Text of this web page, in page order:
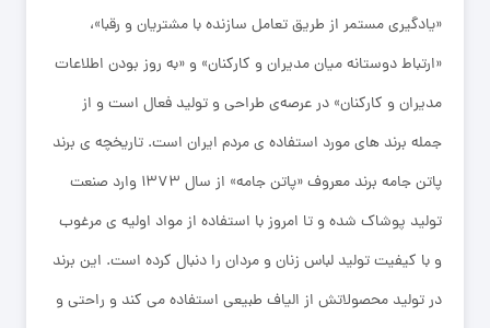
«یادگیری مستمر از طریق تعامل سازنده با مشتریان و رقبا»،
«ارتباط دوستانه میان مدیران و کارکنان» و «به روز بودن اطلاعات
مدیران و کارکنان» در عرصه‌ی طراحی و تولید فعال است و از
جمله برند های مورد استفاده‌ ی مردم ایران است. تاریخچه ‌ی برند
پاتن جامه برند معروف «پاتن جامه» از سال ۱۳۷۳ وارد صنعت
تولید پوشاک شده و تا امروز با استفاده از مواد اولیه ‌ی مرغوب
و با کیفیت تولید لباس زنان و مردان را دنبال کرده است. این برند
در تولید محصولاتش از الیاف طبیعی استفاده می‌ کند و راحتی و